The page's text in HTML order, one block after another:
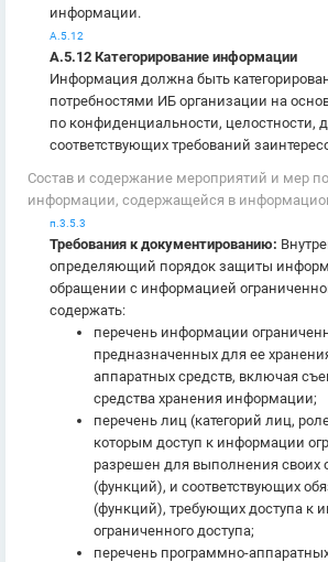
информации.
А.5.12
А.5.12 Категорирование информации
Информация должна быть
потребностями ИБ организации на
по конфиденциальности, целостности,
соответствующих требований
Состав и содержание мероприятий и мер
информации, содержащейся в
п.3.5.3
Требования к документированию:
определяющий порядок защиты
обращении с информацией
содержать:
перечень информации
предназначенных для ее
аппаратных средств, включая
средства хранения информации;
перечень лиц (категорий лиц,
которым доступ к информации
разрешен для выполнения своих
(функций), и соответствующих
(функций), требующих доступа к
ограниченного доступа;
перечень программно-